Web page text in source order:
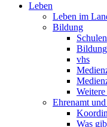
Leben
Leben im
Bildung
Schulen
vhs
Ehrenamt
Was